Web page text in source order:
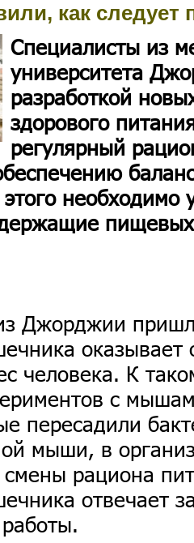
как следует
Специалисты из
университета
разработкой
здорового
регулярный
необходимо
Джорджии
человека. К
с
пересадили
мыши, в
смены рациона
отвечает